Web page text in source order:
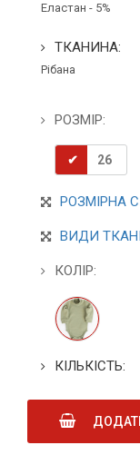
Еластан - 5%
ТКАНИНА:
Рібана
РОЗМІР:
26
РОЗМІРНА
ВИДИ
КОЛІР:
КІЛЬКІСТЬ: